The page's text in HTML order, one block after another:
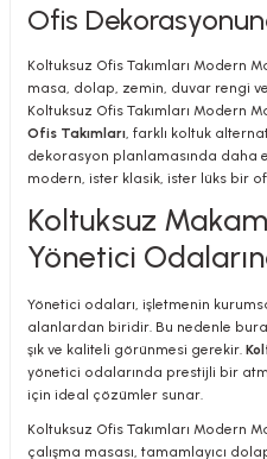
Ofis
Koltuksuz Ofis Takımları Modern
masa, dolap, zemin, duvar rengi
Koltuksuz Ofis Takımları Modern
Ofis Takımları , farklı koltuk
dekorasyon planlamasında daha
modern, ister klasik, ister lüks bir
Koltuksuz
Yönetici
Yönetici odaları, işletmenin
alanlardan biridir. Bu nedenle
şık ve kaliteli görünmesi gerekir.
yönetici odalarında prestijli bir
için ideal çözümler sunar.
Koltuksuz Ofis Takımları Modern
çalışma masası, tamamlayıcı